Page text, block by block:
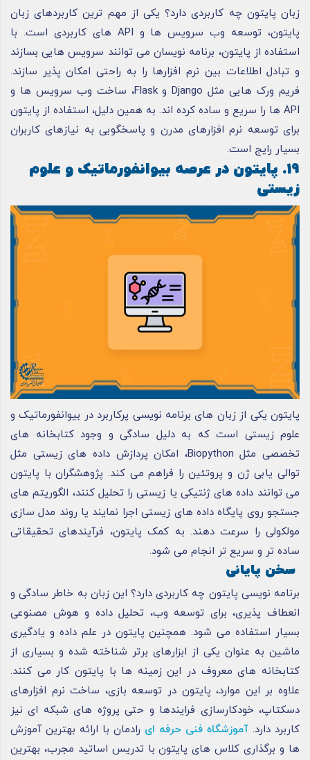
زبان پایتون چه کاربردی دارد؟ یکی از مهم ترین کاربردهای زبان
پایتون، توسعه وب سرویس ها و API های کاربردی است. با
استفاده از پایتون، برنامه نویسان می توانند سرویس هایی بسازند
و تبادل اطلاعات بین نرم افزارها را به راحتی امکان پذیر سازند.
فریم ورک هایی مثل Django و Flask، ساخت وب سرویس ها و
API ها را سریع و ساده کرده اند. به همین دلیل، استفاده از پایتون
برای توسعه نرم افزارهای مدرن و پاسخگویی به نیازهای کاربران
بسیار رایج است.
19. پایتون در عرصه بیوانفورماتیک و علوم
زیستی
پایتون یکی از زبان های برنامه نویسی پرکاربرد در بیوانفورماتیک و
علوم زیستی است که به دلیل سادگی و وجود کتابخانه های
تخصصی مثل Biopython، امکان پردازش داده های زیستی مثل
توالی یابی ژن و پروتئین را فراهم می کند. پژوهشگران با پایتون
می توانند داده های ژنتیکی یا زیستی را تحلیل کنند، الگوریتم های
جستجو روی پایگاه داده های زیستی اجرا نمایند یا روند مدل سازی
مولکولی را سرعت دهند. به کمک پایتون، فرآیندهای تحقیقاتی
ساده تر و سریع تر انجام می شود.
سخن پایانی
برنامه نویسی پایتون چه کاربردی دارد؟ این زبان به خاطر سادگی و
انعطاف پذیری، برای توسعه وب، تحلیل داده و هوش مصنوعی
بسیار استفاده می شود. همچنین پایتون در علم داده و یادگیری
ماشین به عنوان یکی از ابزارهای برتر شناخته شده و بسیاری از
کتابخانه های معروف در این زمینه ها با پایتون کار می کنند.
علاوه بر این موارد، پایتون در توسعه بازی، ساخت نرم افزارهای
دسکتاپ، خودکارسازی فرایندها و حتی پروژه های شبکه ای نیز
کاربرد دارد. آموزشگاه فنی حرفه ای رادمان با ارائه بهترین آموزش
ها و برگذاری کلاس های پایتون با تدریس اساتید مجرب، بهترین